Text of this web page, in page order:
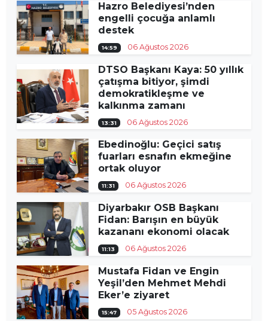
Hazro Belediyesi’nden
engelli çocuğa anlamlı
destek
14:59 06 Ağustos 2026
DTSO Başkanı Kaya: 50 yıllık
çatışma bitiyor, şimdi
demokratikleşme ve
kalkınma zamanı
13:31 06 Ağustos 2026
Ebedinoğlu: Geçici satış
fuarları esnafın ekmeğine
ortak oluyor
11:31 06 Ağustos 2026
Diyarbakır OSB Başkanı
Fidan: Barışın en büyük
kazananı ekonomi olacak
11:13 06 Ağustos 2026
Mustafa Fidan ve Engin
Yeşil’den Mehmet Mehdi
Eker’e ziyaret
15:47 05 Ağustos 2026